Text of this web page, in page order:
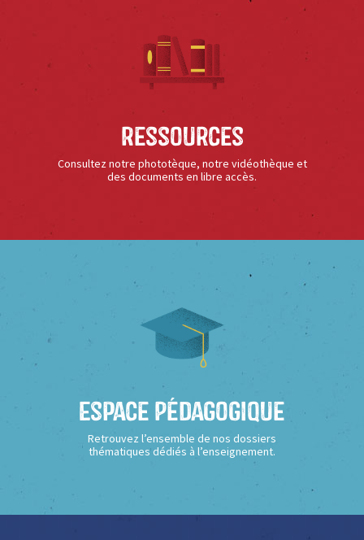
Ressources
Consultez notre phototèque, notre vidéothèque et
des documents en libre accès.
Espace Pédagogique
Retrouvez l’ensemble de nos dossiers
thématiques dédiés à l’enseignement.